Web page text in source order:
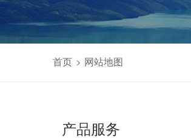
首页 网站地图
产品服务